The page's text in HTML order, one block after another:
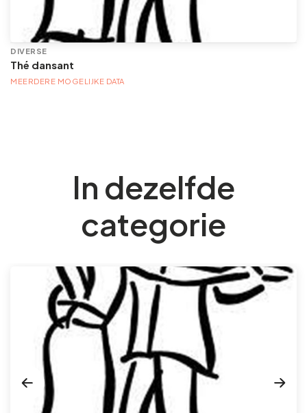
DIVERSE
Thé dansant
MEERDERE MOGELIJKE DATA
In dezelfde
categorie